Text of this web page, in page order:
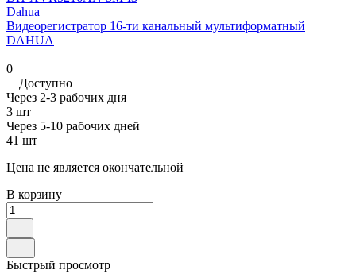
Dahua
Видеорегистратор 16-ти канальный мультиформатный
DAHUA
0
Доступно
Через 2-3 рабочих дня
3 шт
Через 5-10 рабочих дней
41 шт
Цена не является окончательной
В корзину
Быстрый просмотр